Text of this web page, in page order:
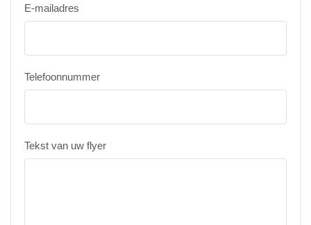
E-mailadres
Telefoonnummer
Tekst van uw flyer